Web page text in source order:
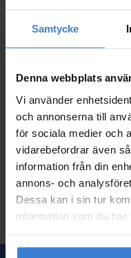
Samtycke
Denna webbplats
Vi använder
och annonserna till
för sociala medier och
vidarebefordrar även
information från din
annons- och
Dessa kan i sin tur
information som du
Kyl/värmeväska
L18DBA Tool Only,
Hikoki
12 375